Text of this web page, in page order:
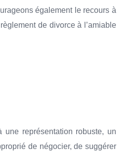
également le recours à
de divorce à l’amiable
une représentation robuste, un
de négocier, de suggérer